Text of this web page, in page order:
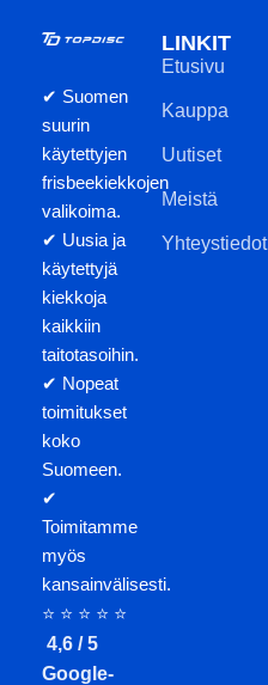
✔ Suomen
suurin
käytettyjen
frisbeekiekkojen
valikoima.
✔ Uusia ja
käytettyjä
kiekkoja
kaikkiin
taitotasoihin.
✔ Nopeat
toimitukset
koko
Suomeen.
✔
Toimitamme
myös
kansainvälisesti.
⭐ ⭐ ⭐ ⭐ ⭐
4,6 / 5
Google-
LINKIT
Etusivu
Kauppa
Uutiset
Meistä
Yhteystiedot